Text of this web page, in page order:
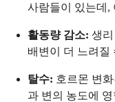
사람들이 있는데,
활동량 감소: 생
배변이 더 느려질
탈수: 호르몬 변
과 변의 농도에